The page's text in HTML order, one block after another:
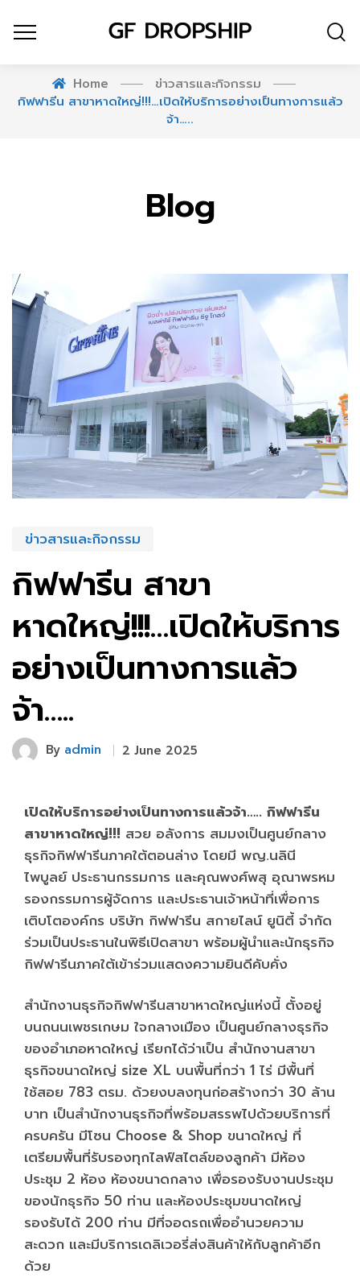
Home
ข่าวสารและกิจกรรม
กิฟฟารีน สาขาหาดใหญ่!!!…เปิดให้บริการอย่างเป็นทางการแล้ว
จ้า…..
Blog
ข่าวสารและกิจกรรม
กิฟฟารีน สาขา
หาดใหญ่!!!…เปิดให้บริการ
อย่างเป็นทางการแล้ว
จ้า…..
By admin 2 June 2025
เปิดให้บริการอย่างเป็นทางการแล้วจ้า….. กิฟฟารีน
สาขาหาดใหญ่!!! สวย อลังการ สมมงเป็นศูนย์กลาง
ธุรกิจกิฟฟารีนภาคใต้ตอนล่าง โดยมี พญ.นลินี
ไพบูลย์ ประธานกรรมการ และคุณพงศ์พสุ อุณาพรหม
รองกรรมการผู้จัดการ และประธานเจ้าหน้าที่เพื่อการ
เติบโตองค์กร บริษัท กิฟฟารีน สกายไลน์ ยูนิตี้ จำกัด
ร่วมเป็นประธานในพิธีเปิดสาขา พร้อมผู้นำและนักธุรกิจ
กิฟฟารีนภาคใต้เข้าร่วมแสดงความยินดีคับคั่ง
สำนักงานธุรกิจกิฟฟารีนสาขาหาดใหญ่แห่งนี้ ตั้งอยู่
บนถนนเพชรเกษม ใจกลางเมือง เป็นศูนย์กลางธุรกิจ
ของอำเภอหาดใหญ่ เรียกได้ว่าเป็น สำนักงานสาขา
ธุรกิจขนาดใหญ่ size XL บนพื้นที่กว่า 1 ไร่ มีพื้นที่
ใช้สอย 783 ตรม. ด้วยงบลงทุนก่อสร้างกว่า 30 ล้าน
บาท เป็นสำนักงานธุรกิจที่พร้อมสรรพไปด้วยบริการที่
ครบครัน มีโซน Choose & Shop ขนาดใหญ่ ที่
เตรียมพื้นที่รับรองทุกไลฟ์สไตล์ของลูกค้า มีห้อง
ประชุม 2 ห้อง ห้องขนาดกลาง เพื่อรองรับงานประชุม
ของนักธุรกิจ 50 ท่าน และห้องประชุมขนาดใหญ่
รองรับได้ 200 ท่าน มีที่จอดรถเพื่ออำนวยความ
สะดวก และมีบริการเดลิเวอรี่ส่งสินค้าให้กับลูกค้าอีก
ด้วย